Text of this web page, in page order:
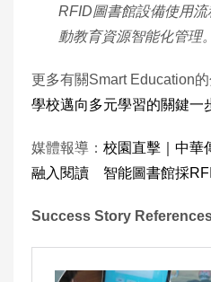
RFID圖書館設備使用
動教育資源智能化管理。
更多有關Smart Education的
學校邁向多元學習的關鍵一
媒體報導： 校園直擊｜中華
融入閱讀 智能圖書館採
Success Story